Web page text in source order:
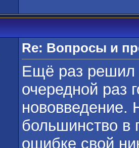
Re: Вопросы и
Ещё раз решил
очередной раз
нововведение.
большинство в
ошибке свой